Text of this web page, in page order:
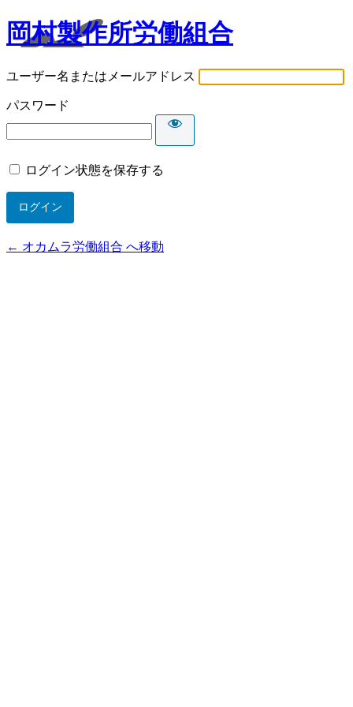
岡村製作所労働組合
ユーザー名またはメールアドレス
パスワード
ログイン状態を保存する
← オカムラ労働組合 へ移動